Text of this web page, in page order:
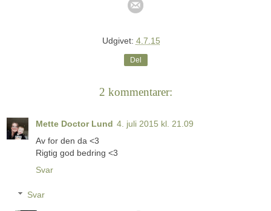
Udgivet: 4.7.15
Del
2 kommentarer:
Mette Doctor Lund 4. juli 2015 kl. 21.09
Av for den da <3
Rigtig god bedring <3
Svar
Svar